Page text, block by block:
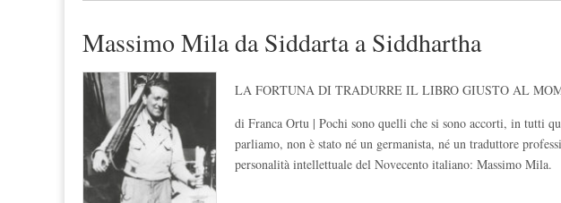
Massimo Mila da Siddarta a Siddhartha
LA FORTUNA DI TRADURRE IL LIBRO GIUSTO AL
di Franca Ortu | Pochi sono quelli che si sono accorti, in tutti
parliamo, non è stato né un germanista, né un traduttore
personalità intellettuale del Novecento italiano: Massimo Mila.